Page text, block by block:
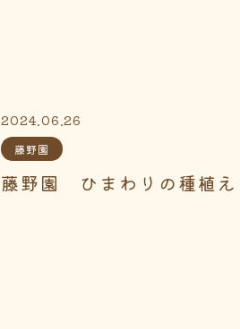
2024.06.26
藤野園
藤野園 ひまわりの種植